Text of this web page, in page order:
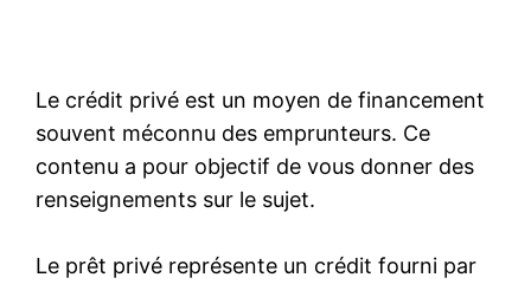
Le crédit privé est un moyen de financement
souvent méconnu des emprunteurs. Ce
contenu a pour objectif de vous donner des
renseignements sur le sujet.
Le prêt privé représente un crédit fourni par